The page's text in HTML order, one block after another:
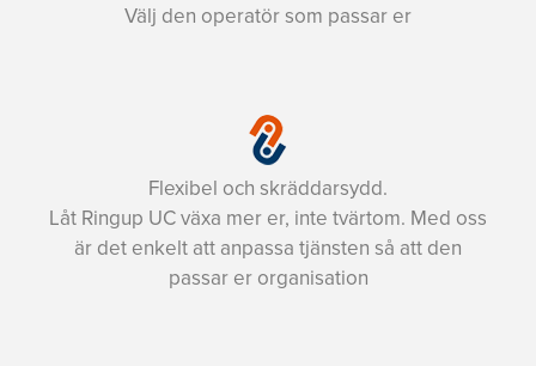
Välj den operatör som passar er
Flexibel och skräddarsydd.
Låt Ringup UC växa mer er, inte tvärtom. Med oss
är det enkelt att anpassa tjänsten så att den
passar er organisation